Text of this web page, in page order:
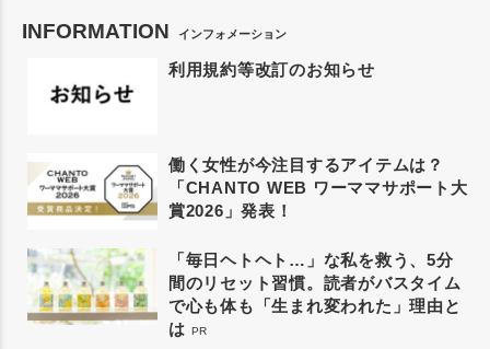
INFORMATION インフォメーション
利用規約等改訂のお知らせ
働く女性が今注目するアイテムは？
「CHANTO WEB ワーママサポート大
賞2026」発表！
「毎日ヘトヘト…」な私を救う、5分
間のリセット習慣。読者がバスタイム
で心も体も「生まれ変われた」理由と
は PR